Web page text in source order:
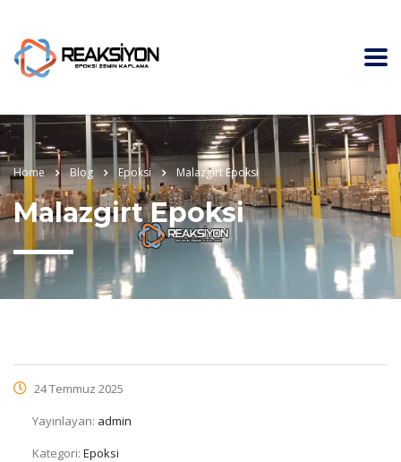
Home Blog Epoksi Malazgirt Epoksi
Malazgirt Epoksi
24 Temmuz 2025
Yayınlayan: admin
Kategori: Epoksi